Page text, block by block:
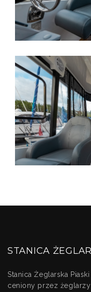
STANICA
Stanica Żeglarska
ceniony przez